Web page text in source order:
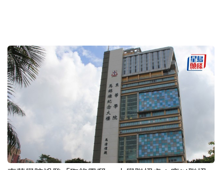
《中大2026-2030》涵蓋31項策略目標 建本科旗艦課
程 加強科研基建
教育新聞 2026-08-06 13:19 HKT